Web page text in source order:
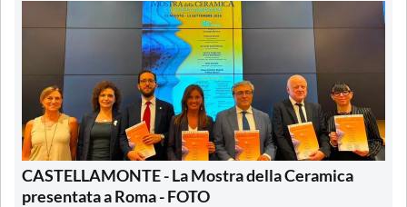
CASTELLAMONTE - La Mostra della Ceramica
presentata a Roma - FOTO